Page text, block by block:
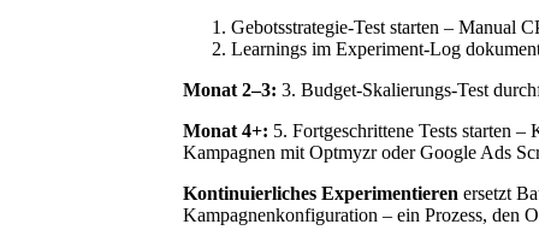
Gebotsstrategie-Test starten – Manual
Learnings im Experiment-Log
Monat 2–3: 3. Budget-Skalierungs-Test
Monat 4+: 5. Fortgeschrittene Tests starten
Kampagnen mit Optmyzr oder Google Ads
Kontinuierliches Experimentieren ersetzt
Kampagnenkonfiguration – ein Prozess, den